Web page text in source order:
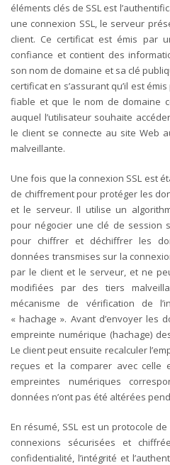
éléments clés de SSL est
une connexion SSL, le serveur
client. Ce certificat est émis par
confiance et contient des
son nom de domaine et sa clé
certificat en s’assurant qu’il est
fiable et que le nom de domaine
auquel l’utilisateur souhaite
le client se connecte au site Web
malveillante.
Une fois que la connexion SSL est
de chiffrement pour protéger les
et le serveur. Il utilise un
pour négocier une clé de session
pour chiffrer et déchiffrer les
données transmises sur la
par le client et le serveur, et ne
modifiées par des tiers
mécanisme de vérification de
« hachage ». Avant d’envoyer les
empreinte numérique (hachage)
Le client peut ensuite recalculer
reçues et la comparer avec celle
empreintes numériques
données n’ont pas été altérées
En résumé, SSL est un protocole
connexions sécurisées et
confidentialité, l’intégrité et